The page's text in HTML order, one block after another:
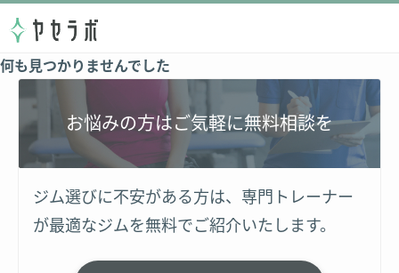
何も見つかりませんでした
お悩みの方はご気軽に無料相談を
ジム選びに不安がある方は、専門トレーナー
が最適なジムを無料でご紹介いたします。